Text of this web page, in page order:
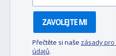
ZAVOLEJTE MI
Přečtěte si naše zásady
údajů.